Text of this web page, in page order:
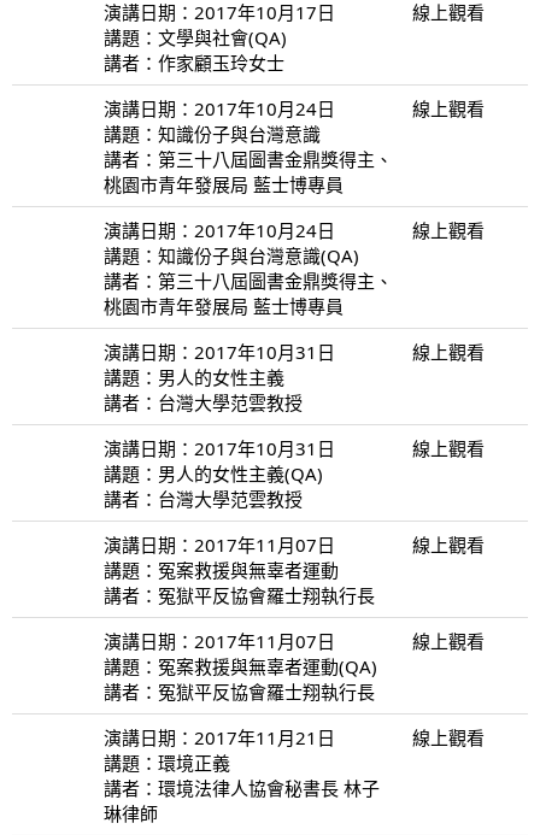
演講日期：2017年10月17日
講題：文學與社會(QA)
講者：作家顧玉玲女士
線上觀看
演講日期：2017年10月24日
講題：知識份子與台灣意識
講者：第三十八屆圖書金鼎獎得主、
桃園市青年發展局 藍士博專員
線上觀看
演講日期：2017年10月24日
講題：知識份子與台灣意識(QA)
講者：第三十八屆圖書金鼎獎得主、
桃園市青年發展局 藍士博專員
線上觀看
演講日期：2017年10月31日
講題：男人的女性主義
講者：台灣大學范雲教授
線上觀看
演講日期：2017年10月31日
講題：男人的女性主義(QA)
講者：台灣大學范雲教授
線上觀看
演講日期：2017年11月07日
講題：冤案救援與無辜者運動
講者：冤獄平反協會羅士翔執行長
線上觀看
演講日期：2017年11月07日
講題：冤案救援與無辜者運動(QA)
講者：冤獄平反協會羅士翔執行長
線上觀看
演講日期：2017年11月21日
講題：環境正義
講者：環境法律人協會秘書長 林子
琳律師
線上觀看